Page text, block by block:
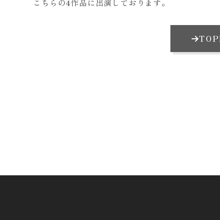
こちらの4作品に出演しております。